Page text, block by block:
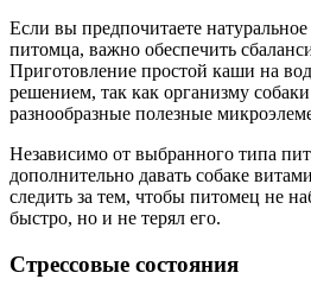
Если вы предпочитаете
питомца, важно обеспечить
Приготовление простой каши на
решением, так как организму
разнообразные полезные
Независимо от выбранного типа
дополнительно давать собаке
следить за тем, чтобы питомец не
быстро, но и не терял его.
Стрессовые состояния